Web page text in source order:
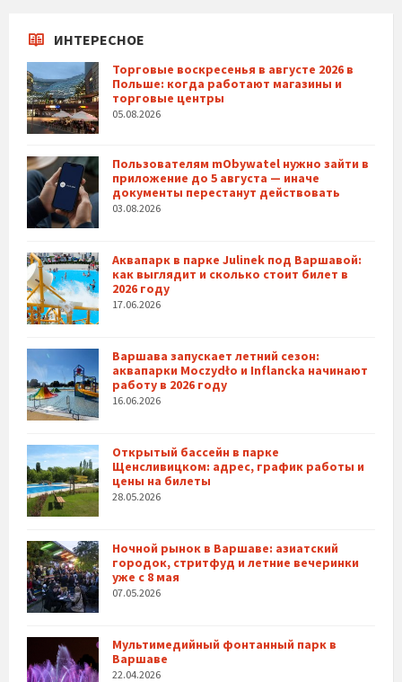
ИНТЕРЕСНОЕ
Торговые воскресенья в августе 2026 в
Польше: когда работают магазины и
торговые центры
05.08.2026
Пользователям mObywatel нужно зайти в
приложение до 5 августа — иначе
документы перестанут действовать
03.08.2026
Аквапарк в парке Julinek под Варшавой:
как выглядит и сколько стоит билет в
2026 году
17.06.2026
Варшава запускает летний сезон:
аквапарки Moczydło и Inflancka начинают
работу в 2026 году
16.06.2026
Открытый бассейн в парке
Щенсливицком: адрес, график работы и
цены на билеты
28.05.2026
Ночной рынок в Варшаве: азиатский
городок, стритфуд и летние вечеринки
уже с 8 мая
07.05.2026
Мультимедийный фонтанный парк в
Варшаве
22.04.2026